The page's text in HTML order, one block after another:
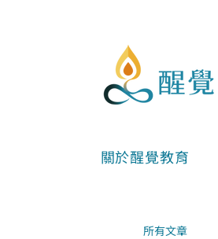
關於醒覺教育
所有文章